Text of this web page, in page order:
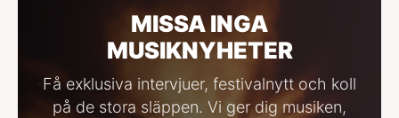
MISSA INGA
MUSIKNYHETER
Få exklusiva intervjuer, festivalnytt och koll
på de stora släppen. Vi ger dig musiken,